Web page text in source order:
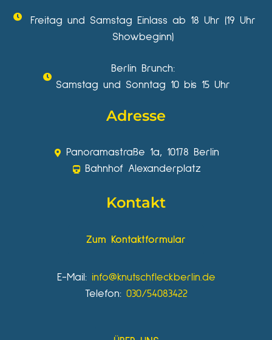
Freitag und Samstag Einlass ab 18 Uhr (19 Uhr
Showbeginn)
Berlin Brunch:
Samstag und Sonntag 10 bis 15 Uhr
Adresse
Panoramastraße 1a, 10178 Berlin
Bahnhof Alexanderplatz
Kontakt
Zum Kontaktformular
E-Mail: info@knutschfleckberlin.de
Telefon: 030/54083422